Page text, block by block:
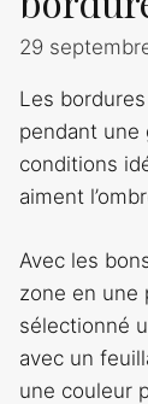
29
Les
pendant une
conditions
aiment
Avec les
zone en une
sélectionné
avec un
une couleur